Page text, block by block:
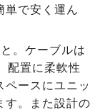
単で安く運ん
。ケーブルは
配置に柔軟性
ペースにユニッ
す。また設計の